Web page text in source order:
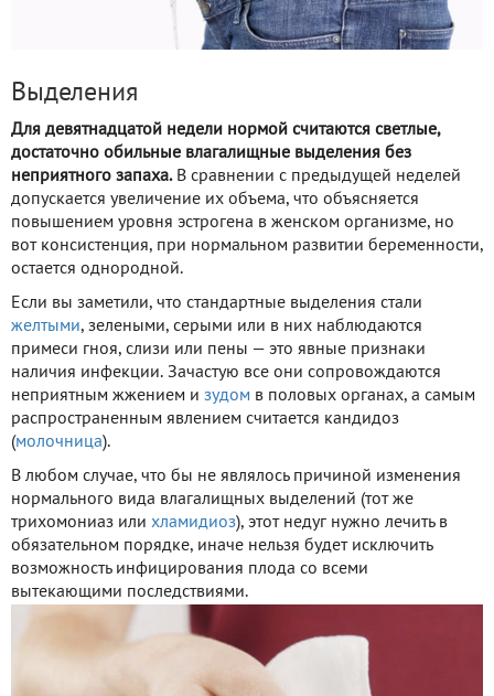
Выделения
Для девятнадцатой недели нормой считаются светлые,
достаточно обильные влагалищные выделения без
неприятного запаха. В сравнении с предыдущей неделей
допускается увеличение их объема, что объясняется
повышением уровня эстрогена в женском организме, но
вот консистенция, при нормальном развитии беременности,
остается однородной.
Если вы заметили, что стандартные выделения стали
желтыми, зелеными, серыми или в них наблюдаются
примеси гноя, слизи или пены — это явные признаки
наличия инфекции. Зачастую все они сопровождаются
неприятным жжением и зудом в половых органах, а самым
распространенным явлением считается кандидоз
(молочница).
В любом случае, что бы не являлось причиной изменения
нормального вида влагалищных выделений (тот же
трихомониаз или хламидиоз), этот недуг нужно лечить в
обязательном порядке, иначе нельзя будет исключить
возможность инфицирования плода со всеми
вытекающими последствиями.